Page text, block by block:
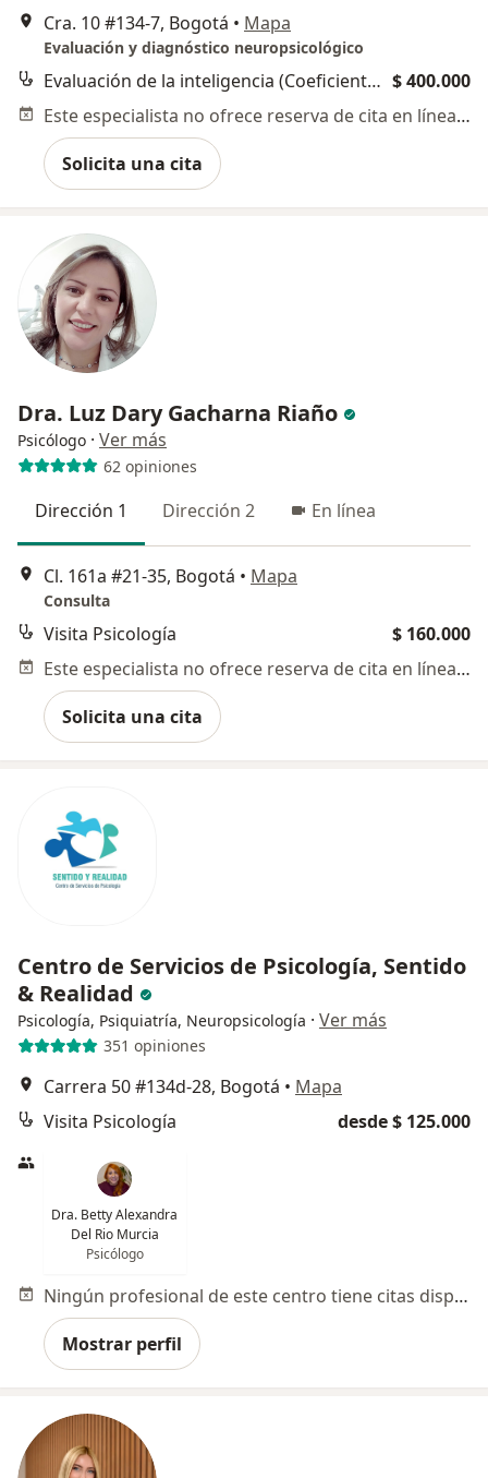
Cra. 10 #134-7, Bogotá • Mapa
Evaluación y diagnóstico neuropsicológico
Evaluación de la inteligencia (Coeficiente intelectual) $ 400.000
Este especialista no ofrece reserva de cita en línea en esta dirección.
Solicita una cita
Dra. Luz Dary Gacharna Riaño
Psicólogo · Ver más
62 opiniones
Dirección 1 Dirección 2 En línea
Cl. 161a #21-35, Bogotá • Mapa
Consulta
Visita Psicología
$ 160.000
Este especialista no ofrece reserva de cita en línea en esta dirección.
Solicita una cita
Centro de Servicios de Psicología, Sentido
& Realidad
Psicología, Psiquiatría, Neuropsicología · Ver más
351 opiniones
Carrera 50 #134d-28, Bogotá • Mapa
Visita Psicología
desde $ 125.000
Dra. Betty Alexandra
Del Rio Murcia
Psicólogo
Ningún profesional de este centro tiene citas disponibles
Mostrar perfil